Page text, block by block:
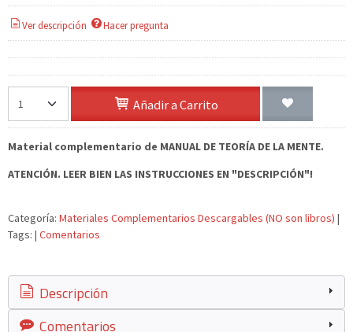
Ver descripción Hacer pregunta
Añadir a Carrito
Material complementario de MANUAL DE TEORÍA DE LA MENTE.
ATENCIÓN. LEER BIEN LAS INSTRUCCIONES EN "DESCRIPCIÓN"!
Categoría: Materiales Complementarios Descargables (NO son libros) |
Tags: | Comentarios
Descripción
Comentarios